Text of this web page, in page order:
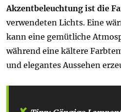
Akzentbeleuchtung ist die
verwendeten Lichts. Eine
kann eine gemütliche
während eine kältere
und elegantes Aussehen